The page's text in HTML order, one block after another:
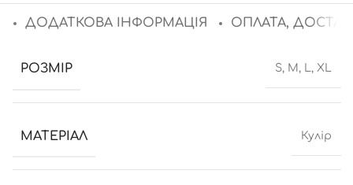
ДОДАТКОВА ІНФОРМАЦІЯ ОПЛАТА,
РОЗМІР S, M, L, XL
МАТЕРІАЛ Кулір